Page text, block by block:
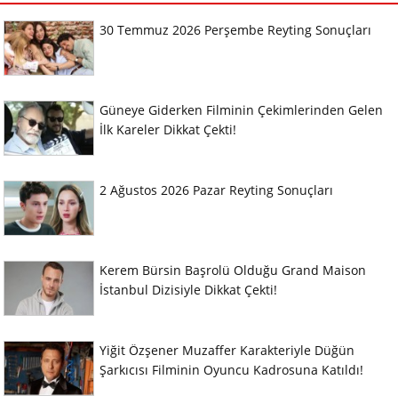
30 Temmuz 2026 Perşembe Reyting Sonuçları
Güneye Giderken Filminin Çekimlerinden Gelen
İlk Kareler Dikkat Çekti!
2 Ağustos 2026 Pazar Reyting Sonuçları
Kerem Bürsin Başrolü Olduğu Grand Maison
İstanbul Dizisiyle Dikkat Çekti!
Yiğit Özşener Muzaffer Karakteriyle Düğün
Şarkıcısı Filminin Oyuncu Kadrosuna Katıldı!